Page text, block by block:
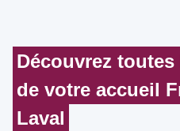
Découvrez
de votre accueil
Laval